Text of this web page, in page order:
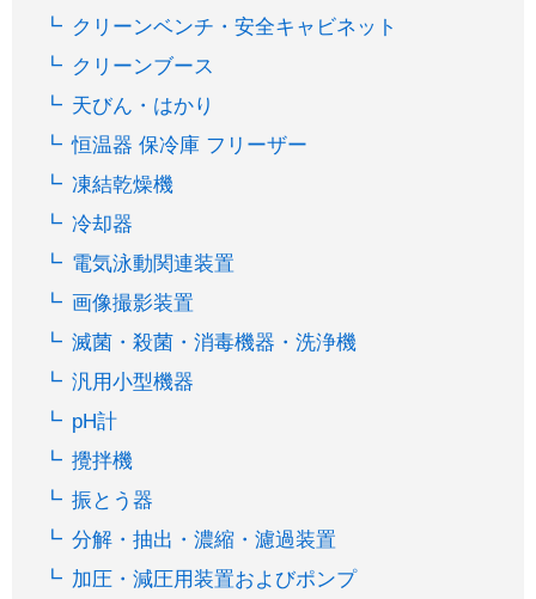
クリーンベンチ・安全キャビネット
クリーンブース
天びん・はかり
恒温器 保冷庫 フリーザー
凍結乾燥機
冷却器
電気泳動関連装置
画像撮影装置
滅菌・殺菌・消毒機器・洗浄機
汎用小型機器
pH計
攪拌機
振とう器
分解・抽出・濃縮・濾過装置
加圧・減圧用装置およびポンプ